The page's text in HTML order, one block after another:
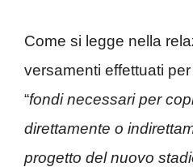
Come si legge nella
versamenti effettuati
“fondi necessari per
direttamente o
progetto del nuovo